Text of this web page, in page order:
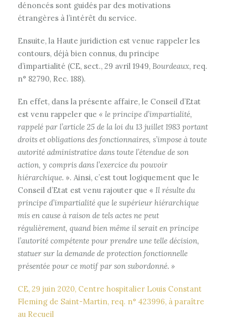
dénoncés sont guidés par des motivations
étrangères à l’intérêt du service.
Ensuite, la Haute juridiction est venue rappeler les
contours, déjà bien connus, du principe
d’impartialité (CE, sect., 29 avril 1949, Bourdeaux, req.
n° 82790, Rec. 188).
En effet, dans la présente affaire, le Conseil d’Etat
est venu rappeler que « le principe d’impartialité,
rappelé par l’article 25 de la loi du 13 juillet 1983 portant
droits et obligations des fonctionnaires, s’impose à toute
autorité administrative dans toute l’étendue de son
action, y compris dans l’exercice du pouvoir
hiérarchique. ». Ainsi, c’est tout logiquement que le
Conseil d’Etat est venu rajouter que « Il résulte du
principe d’impartialité que le supérieur hiérarchique
mis en cause à raison de tels actes ne peut
régulièrement, quand bien même il serait en principe
l’autorité compétente pour prendre une telle décision,
statuer sur la demande de protection fonctionnelle
présentée pour ce motif par son subordonné. »
CE, 29 juin 2020, Centre hospitalier Louis Constant
Fleming de Saint-Martin, req. n° 423996, à paraître
au Recueil